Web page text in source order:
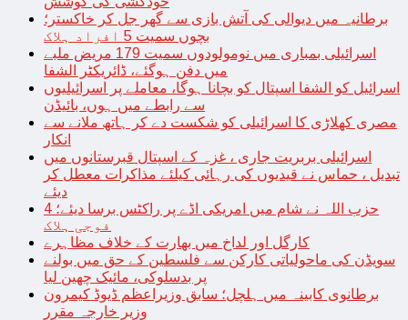
برطانیہ میں دیوالی کی آتش بازی سے گھر جل کر خاکستر؛
بچوں سمیت 5 افراد ہلاک
اسرائیلی بمباری میں نومولودوں سمیت 179 مریض ملبے
میں دفن ہوگئے، ڈائریکٹر الشفا
اسرائیل کو الشفا اسپتال کو بچانا ہوگا، معاملے پر اسرائیلیوں
سے رابطے میں ہوں، بائیڈن
مصری کھلاڑی کا اسرائیلی کو شکست دے کر ہاتھ ملانے سے
انکار
اسرائیلی بربریت جاری ، غزہ کے اسپتال قبرستانوں میں
تبدیل ، حماس نے قیدیوں کی رہائی کیلئے مذاکرات معطل کر
دیئے
حزب اللہ نے شام میں امریکی اڈے پر راکٹس برسا دیئے؛ 4
فوجی ہلاک
کارگل اور لداخ میں بھارت کے خلاف مظاہرے
سویڈن کی ماحولیاتی کارکن سے فلسطین کے حق میں بولنے
پر بدسلوکی، مائیک چھین لیا
برطانوی کابینہ میں ہلچل؛ سابق وزیراعظم ڈیوڈ کیمرون
وزیر خارجہ مقرر